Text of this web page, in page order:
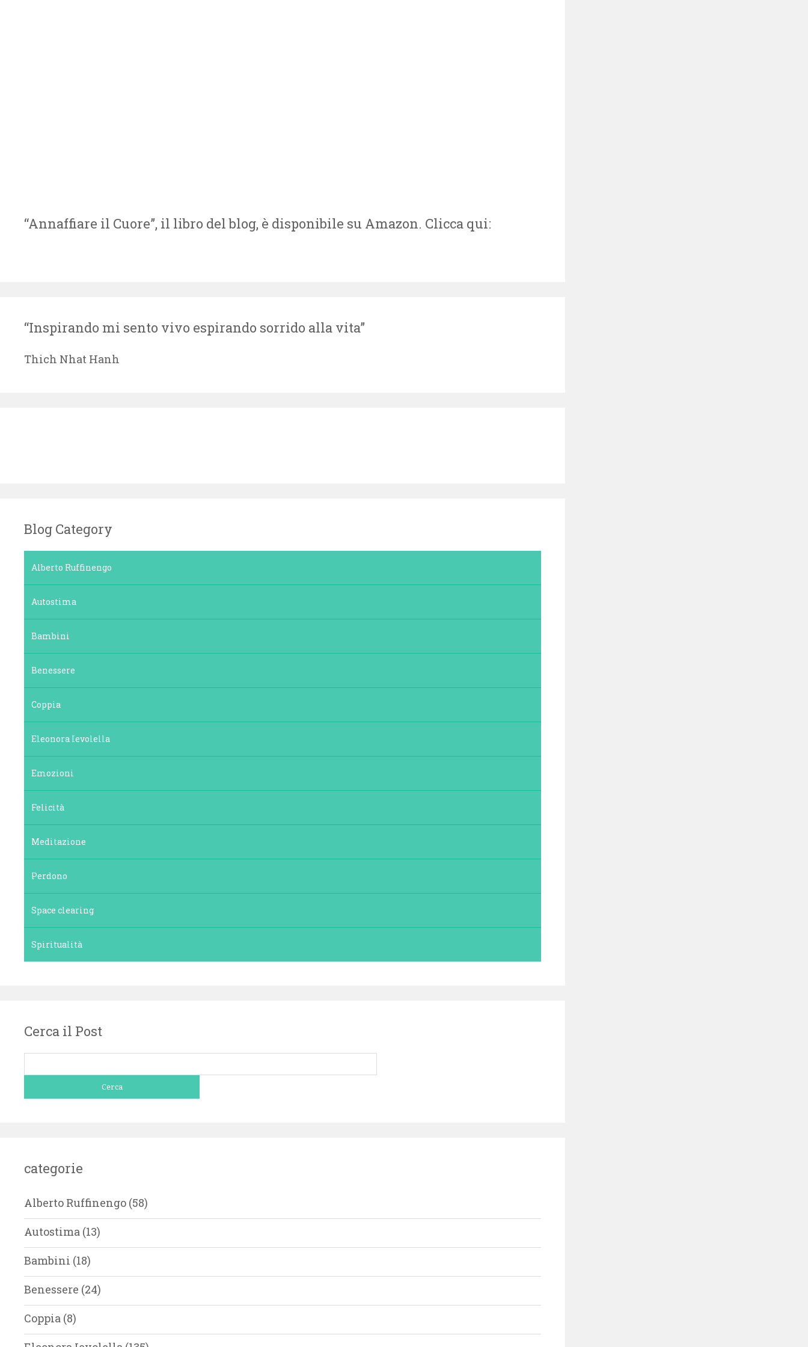
“Annaffiare il Cuore”, il libro del blog, è disponibile su Amazon. Clicca qui:
“Inspirando mi sento vivo espirando sorrido alla vita”
Thich Nhat Hanh
Blog Category
Alberto Ruffinengo
Autostima
Bambini
Benessere
Coppia
Eleonora Ievolella
Emozioni
Felicità
Meditazione
Perdono
Space clearing
Spiritualità
Cerca il Post
categorie
Alberto Ruffinengo (58)
Autostima (13)
Bambini (18)
Benessere (24)
Coppia (8)